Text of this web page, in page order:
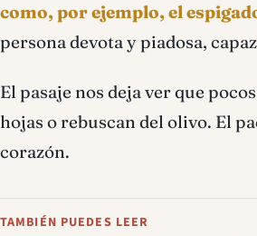
como, por ejemplo, el
persona devota y piadosa,
El pasaje nos deja ver que
hojas o rebuscan del olivo. El
corazón.
TAMBIÉN PUEDES LEER